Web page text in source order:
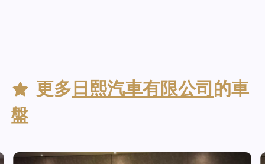
更多 日熙汽車有限公司 的車
盤